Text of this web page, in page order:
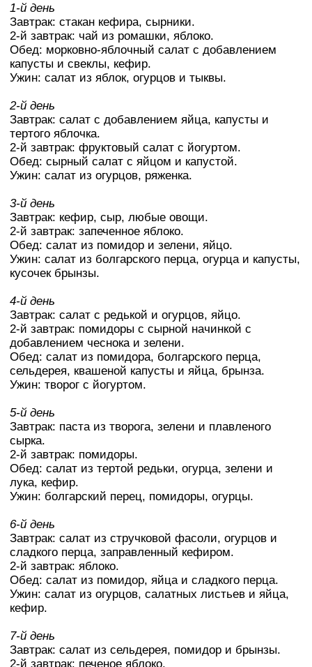
1-й день
Завтрак: стакан кефира, сырники.
2-й завтрак: чай из ромашки, яблоко.
Обед: морковно-яблочный салат с добавлением
капусты и свеклы, кефир.
Ужин: салат из яблок, огурцов и тыквы.
2-й день
Завтрак: салат с добавлением яйца, капусты и
тертого яблочка.
2-й завтрак: фруктовый салат с йогуртом.
Обед: сырный салат с яйцом и капустой.
Ужин: салат из огурцов, ряженка.
3-й день
Завтрак: кефир, сыр, любые овощи.
2-й завтрак: запеченное яблоко.
Обед: салат из помидор и зелени, яйцо.
Ужин: салат из болгарского перца, огурца и капусты,
кусочек брынзы.
4-й день
Завтрак: салат с редькой и огурцов, яйцо.
2-й завтрак: помидоры с сырной начинкой с
добавлением чеснока и зелени.
Обед: салат из помидора, болгарского перца,
сельдерея, квашеной капусты и яйца, брынза.
Ужин: творог с йогуртом.
5-й день
Завтрак: паста из творога, зелени и плавленого
сырка.
2-й завтрак: помидоры.
Обед: салат из тертой редьки, огурца, зелени и
лука, кефир.
Ужин: болгарский перец, помидоры, огурцы.
6-й день
Завтрак: салат из стручковой фасоли, огурцов и
сладкого перца, заправленный кефиром.
2-й завтрак: яблоко.
Обед: салат из помидор, яйца и сладкого перца.
Ужин: салат из огурцов, салатных листьев и яйца,
кефир.
7-й день
Завтрак: салат из сельдерея, помидор и брынзы.
2-й завтрак: печеное яблоко.